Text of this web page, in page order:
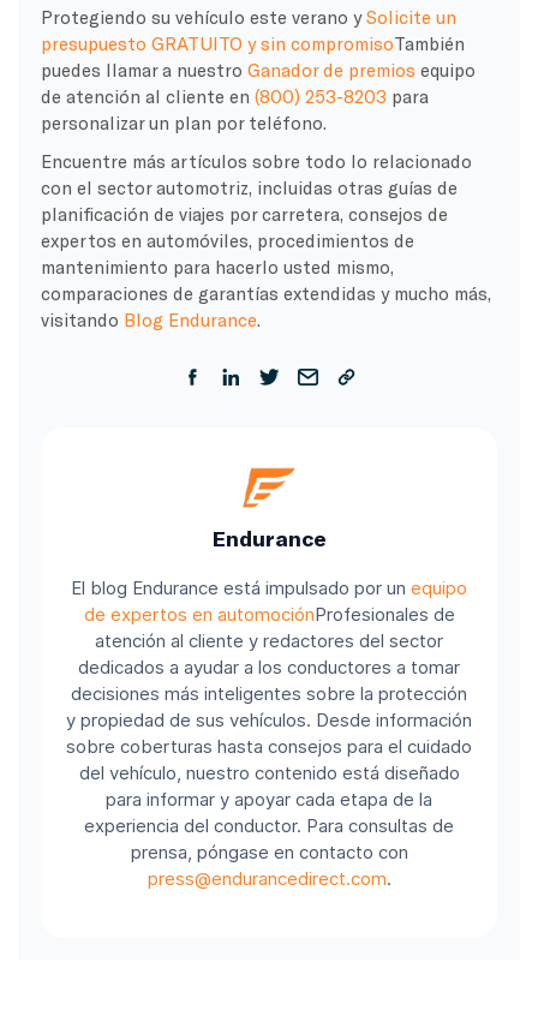
Protegiendo su vehículo este verano ySolicite un
presupuesto GRATUITO y sin compromisoTambién
puedes llamar a nuestro Ganador de premios equipo
de atención al cliente en (800) 253-8203 para
personalizar un plan por teléfono.
Encuentre más artículos sobre todo lo relacionado
con el sector automotriz, incluidas otras guías de
planificación de viajes por carretera, consejos de
expertos en automóviles, procedimientos de
mantenimiento para hacerlo usted mismo,
comparaciones de garantías extendidas y mucho más,
visitando Blog Endurance.
Endurance
El blog Endurance está impulsado por un equipo
de expertos en automociónProfesionales de
atención al cliente y redactores del sector
dedicados a ayudar a los conductores a tomar
decisiones más inteligentes sobre la protección
y propiedad de sus vehículos. Desde información
sobre coberturas hasta consejos para el cuidado
del vehículo, nuestro contenido está diseñado
para informar y apoyar cada etapa de la
experiencia del conductor. Para consultas de
prensa, póngase en contacto con
press@endurancedirect.com.